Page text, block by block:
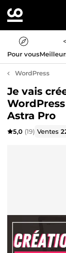
Pour vous
WordPress
Je vais
Astra Pro
5,0 (19) Ventes